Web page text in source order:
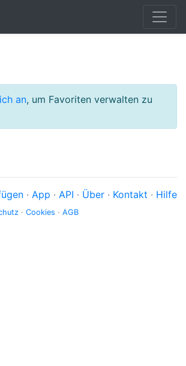
an, um Favoriten verwalten zu
· App · API · Über · Kontakt · Hilfe
· Cookies · AGB